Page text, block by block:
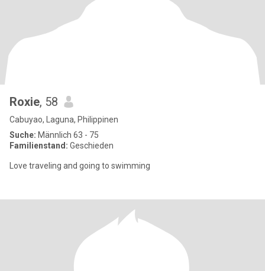
Roxie, 58
Cabuyao, Laguna, Philippinen
Suche: Männlich 63 - 75
Familienstand: Geschieden
Love traveling and going to swimming